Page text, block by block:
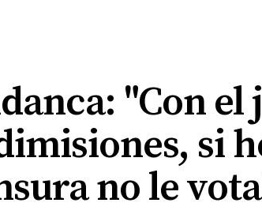
"Con el
si
no le